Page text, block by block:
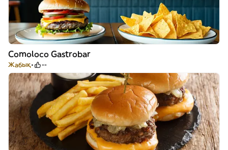
Comoloco Gastrobar
Жабық --